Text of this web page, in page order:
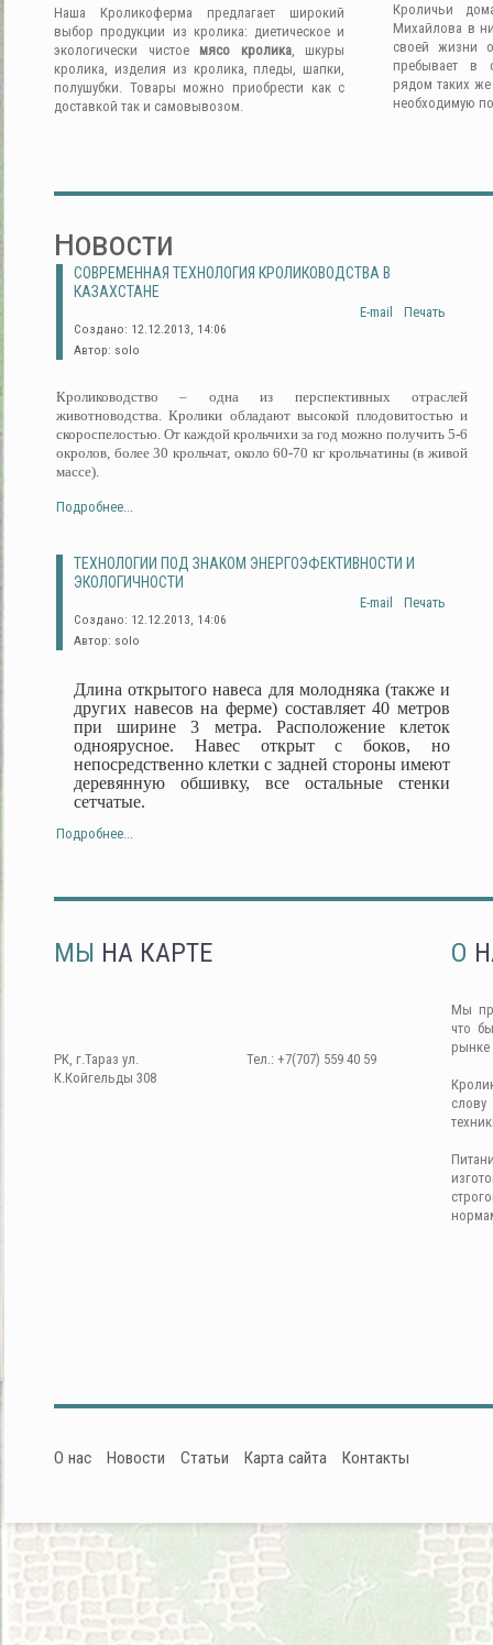
Наша Кроликоферма предлагает широкий
выбор продукции из кролика: диетическое и
экологически чистое мясо кролика, шкуры
кролика, изделия из кролика, пледы, шапки,
полушубки. Товары можно приобрести как с
доставкой так и самовывозом.
Кроличьи
Михайлова в
своей жизни
пребывает в
рядом таких
необходимую
Новости
СОВРЕМЕННАЯ ТЕХНОЛОГИЯ КРОЛИКОВОДСТВА В
КАЗАХСТАНЕ
Печать
E-mail
Создано: 12.12.2013, 14:06
Автор: solo
Кролиководство – одна из перспективных отраслей
животноводства. Кролики обладают высокой плодовитостью и
скороспелостью. От каждой крольчихи за год можно получить 5-6
окролов, более 30 крольчат, около 60-70 кг крольчатины (в живой
массе).
Подробнее...
ТЕХНОЛОГИИ ПОД ЗНАКОМ ЭНЕРГОЭФЕКТИВНОСТИ И
ЭКОЛОГИЧНОСТИ
Печать
E-mail
Создано: 12.12.2013, 14:06
Автор: solo
Длина открытого навеса для молодняка (также и
других навесов на ферме) составляет 40 метров
при ширине 3 метра. Расположение клеток
одноярусное. Навес открыт с боков, но
непосредственно клетки с задней стороны имеют
деревянную обшивку, все остальные стенки
сетчатые.
Подробнее...
МЫ НА КАРТЕ
РК, г.Тараз ул.
К.Койгельды 308
Тел.: +7(707) 559 40 59
О
Мы
что
рынке
О нас Новости Статьи Карта сайта Контакты